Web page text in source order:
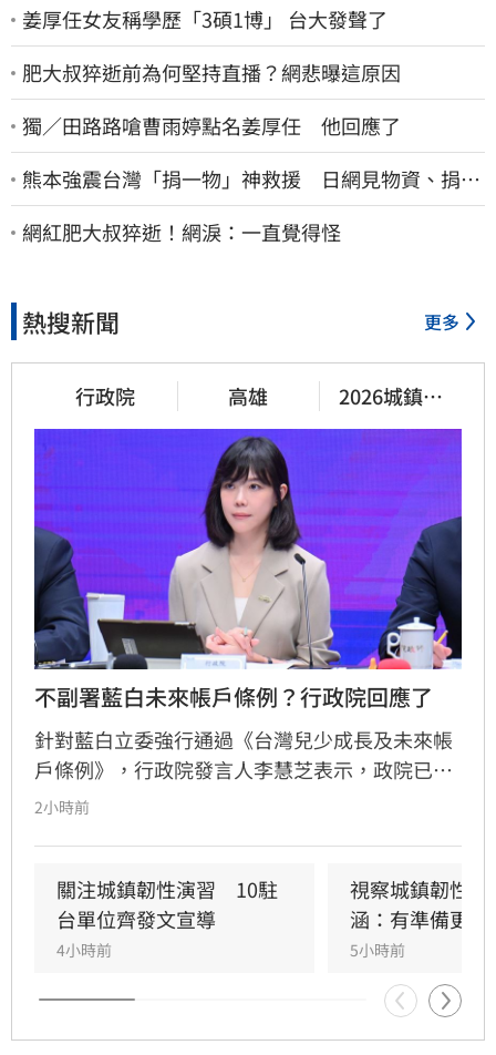
姜厚任女友稱學歷「3碩1博」 台大發聲了
肥大叔猝逝前為何堅持直播？網悲曝這原因
獨／田路路嗆曹雨婷點名姜厚任 他回應了
熊本強震台灣「捐一物」神救援 日網見物資、捐款
喊：給台灣統治算了
網紅肥大叔猝逝！網淚：一直覺得怪
熱搜新聞 更多
行政院 高雄
2026城鎮韌
性演習
不副署藍白未來帳戶條例？行政院回應了
針對藍白立委強行通過《台灣兒少成長及未來帳
戶條例》，行政院發言人李慧芝表示，政院已收
到三讀函文，強調編列預算為行政院憲政職權，
並強調行政院版透過弱勢對存能落實公平正義，
避免在野黨版本加劇貧富差距。此外，政府同步
推動育兒留停六加三、延長婚產假等多項配套措
施，建構完善支持體系。政院重申，國家政策規
劃需具備整體性，針對立法院侵害預算編製權的
作為，將持續捍衛憲法賦予的權限，確保政策有
2小時前
關注城鎮韌性演習　10駐
台單位齊發文宣導
4小時前
視察城鎮韌性
涵：有準備更安
5小時前